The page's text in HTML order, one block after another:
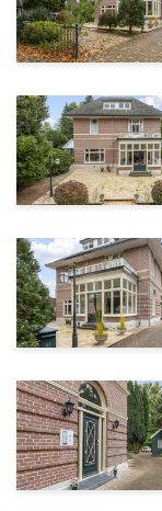
1e verdieping:
Overloop met
van douche.
4 ruime
dakterras, 3
2e verdieping:
een 2-tal
woonkamer,
Gezamenlijk
De besloten
van 26 meter,
Vraagprijs €
Aanvaarding in